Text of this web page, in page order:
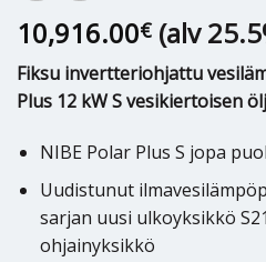
10,916.00€ (alv
Fiksu invertteriohjattu
Plus 12 kW S vesikiertoisen
NIBE Polar Plus S jopa
Uudistunut
sarjan uusi ulkoyksikkö
ohjainyksikkö